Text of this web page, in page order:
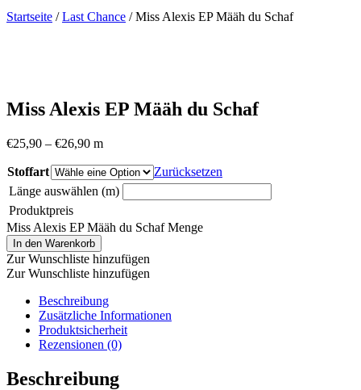
Startseite /Last Chance / Miss Alexis EP Määh du Schaf
Miss Alexis EP Määh du Schaf
€25,90 – €26,90 m
Stoffart
Zurücksetzen
Länge auswählen (m)
Produktpreis
Miss Alexis EP Määh du Schaf Menge
In den Warenkorb
Zur Wunschliste hinzufügen
Zur Wunschliste hinzufügen
Beschreibung
Zusätzliche Informationen
Produktsicherheit
Rezensionen (0)
Beschreibung